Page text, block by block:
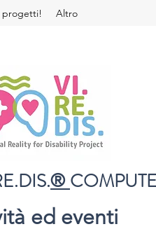
progetti! Altro
®
ed eventi